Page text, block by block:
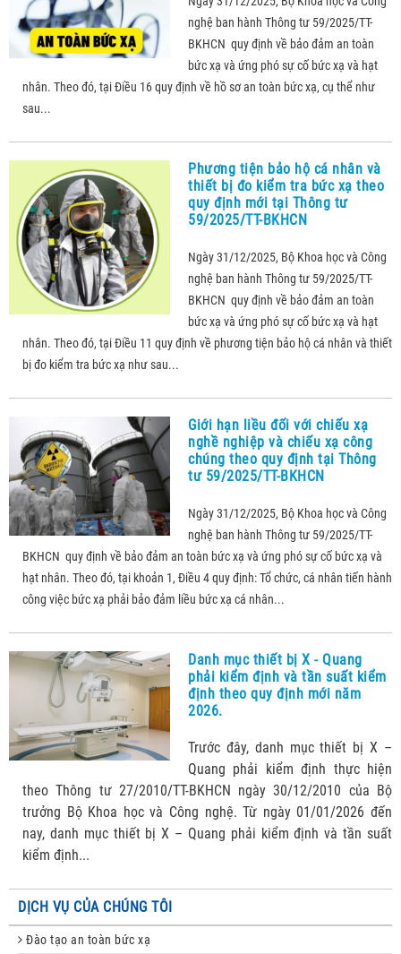
nghệ ban hành Thông tư 59/2025/TT-
BKHCN quy định về bảo đảm an toàn
bức xạ và ứng phó sự cố bức xạ và hạt
nhân. Theo đó, tại Điều 16 quy định về hồ sơ an toàn bức xạ, cụ thể như
sau...
Phương tiện bảo hộ cá nhân và
thiết bị đo kiểm tra bức xạ theo
quy định mới tại Thông tư
59/2025/TT-BKHCN
Ngày 31/12/2025, Bộ Khoa học và Công
nghệ ban hành Thông tư 59/2025/TT-
BKHCN quy định về bảo đảm an toàn
bức xạ và ứng phó sự cố bức xạ và hạt
nhân. Theo đó, tại Điều 11 quy định về phương tiện bảo hộ cá nhân và thiết
bị đo kiểm tra bức xạ như sau...
Giới hạn liều đối với chiếu xạ
nghề nghiệp và chiếu xạ công
chúng theo quy định tại Thông
tư 59/2025/TT-BKHCN
Ngày 31/12/2025, Bộ Khoa học và Công
nghệ ban hành Thông tư 59/2025/TT-
BKHCN quy định về bảo đảm an toàn bức xạ và ứng phó sự cố bức xạ và
hạt nhân. Theo đó, tại khoản 1, Điều 4 quy định: Tổ chức, cá nhân tiến hành
công việc bức xạ phải bảo đảm liều bức xạ cá nhân...
Danh mục thiết bị X - Quang
phải kiểm định và tần suất kiểm
định theo quy định mới năm
2026.
Trước đây, danh mục thiết bị X –
Quang phải kiểm định thực hiện
theo Thông tư 27/2010/TT-BKHCN ngày 30/12/2010 của Bộ
trưởng Bộ Khoa học và Công nghệ. Từ ngày 01/01/2026 đến
nay, danh mục thiết bị X – Quang phải kiểm định và tần suất
kiểm định...
DỊCH VỤ CỦA CHÚNG TÔI
Đào tạo an toàn bức xạ